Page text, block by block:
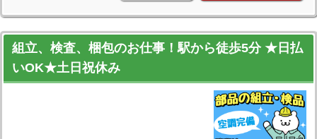
組立、検査、梱包のお仕事！駅から徒歩5分 ★日払
いOK★土日祝休み